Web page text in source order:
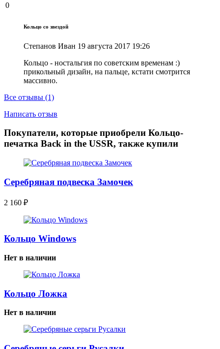
0
Кольцо со звездой
Степанов Иван 19 августа 2017 19:26
Кольцо - ностальгия по советским временам :)
прикольный дизайн, на пальце, кстати смотрится
массивно.
Все отзывы (1)
Написать отзыв
Покупатели, которые приобрели Кольцо-
печатка Back in the USSR, также купили
Серебряная подвеска Замочек
2 160 ₽
Кольцо Windows
Нет в наличии
Кольцо Ложка
Нет в наличии